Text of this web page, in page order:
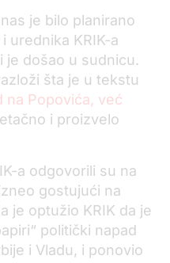
je bilo planirano
urednika KRIK-a
je došao u sudnicu.
šta je u tekstu
na Popovića, već
i proizvelo
a odgovorili su na
gostujući na
je optužio KRIK da je
politički napad
i Vladu, i ponovio